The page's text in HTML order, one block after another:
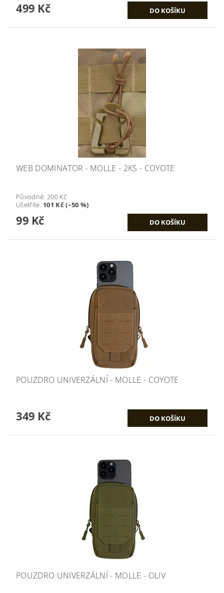
499 Kč
WEB DOMINATOR - MOLLE - 2KS - COYOTE
Původně: 200 Kč
Ušetříte: 101 Kč (–50 %)
99 Kč
POUZDRO UNIVERZÁLNÍ - MOLLE - COYOTE
349 Kč
POUZDRO UNIVERZÁLNÍ - MOLLE - OLIV